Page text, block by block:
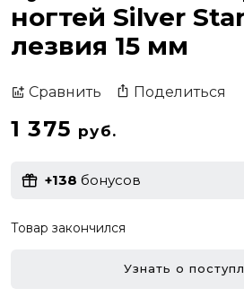
ногтей Silver
лезвия 15 мм
Сравнить Поделиться
1 375 руб.
+138 бонусов
Товар закончился
Узнать о